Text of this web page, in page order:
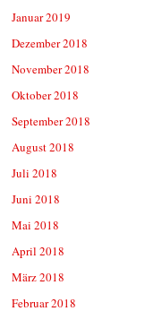
Januar 2019
Dezember 2018
November 2018
Oktober 2018
September 2018
August 2018
Juli 2018
Juni 2018
Mai 2018
April 2018
März 2018
Februar 2018